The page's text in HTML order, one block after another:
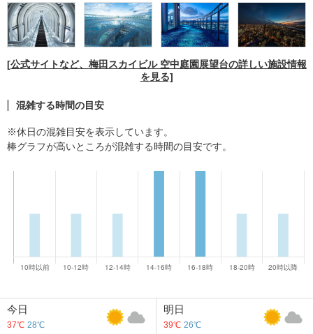
[公式サイトなど、梅田スカイビル 空中庭園展望台の詳しい施設情報
を見る]
混雑する時間の目安
※休日の混雑目安を表示しています。
棒グラフが高いところが混雑する時間の目安です。
今日
37℃ 28℃
明日
39℃ 26℃